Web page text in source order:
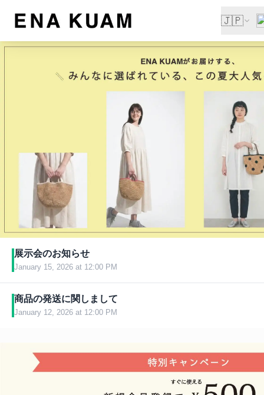
🇯🇵
展示会のお知らせ
January 15, 2026 at 12:00 PM
日時：1月17日（土）〜19日（月）
場所：Paris, Porte de Versailles
商品の発送に関しまして
January 12, 2026 at 12:00 PM
次発送いたします。
予めご了承頂きますよう宜しくお願い申し上げます。